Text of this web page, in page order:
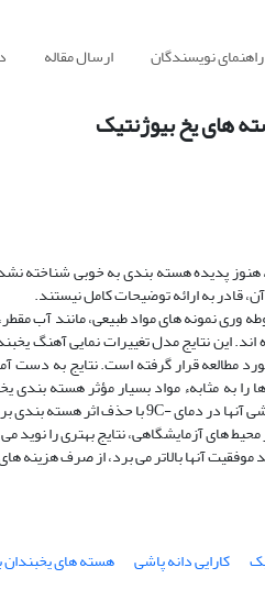
راهنمای نویسندگان ارسال مقاله
های یخ بیوژنتیک
های به دست آمده در20سال اخیر ، هنوز پدیده هسته
قادر به ارائه توضیحات کامل نیستند.
نمونه های مواد طبیعی، مانند آب
این نتایج مدل تغییرات نمایی آهنگ
مطالعه قرار گرفته است. نتایج به
ها را به مثابهء مواد بسیار مؤثر
های آزمایشگاهی، نتایج بهتری را نوید
موفقیت آنها بالاتر می برد، از صرف هزینه
کارایی دانه پاشی هسته های یخبندان